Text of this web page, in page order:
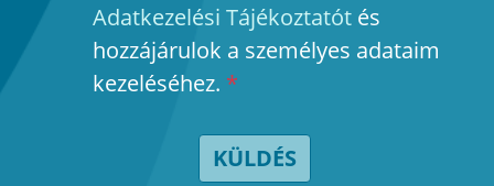
Adatkezelési Tájékoztatótés
hozzájárulok a személyes adataim
kezeléséhez. *
KÜLDÉS